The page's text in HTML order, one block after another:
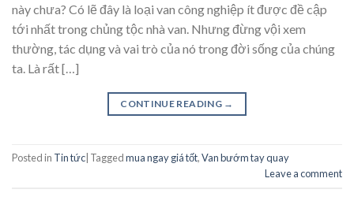
này chưa? Có lẽ đây là loại van công nghiệp ít được đề cập
tới nhất trong chủng tộc nhà van. Nhưng đừng vội xem
thường, tác dụng và vai trò của nó trong đời sống của chúng
ta. Là rất […]
CONTINUE READING →
Posted in Tin tức Taggedmua ngay giá tốt,Van bướm tay quay
Leave a comment